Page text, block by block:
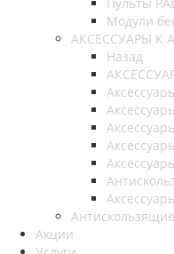
Модули
АКСЕССУАРЫ К
Назад
Акции